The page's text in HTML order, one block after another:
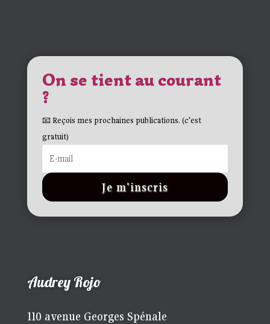
On se tient au courant
?
📧 Reçois mes prochaines publications. (c'est
gratuit)
Je m'inscris
Audrey Rojo
110 avenue Georges Spénale